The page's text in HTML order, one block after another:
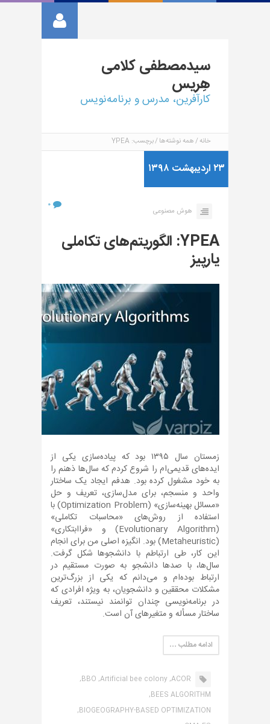
سیدمصطفیکلامی
هِریس
کارآفرین، مدرس و برنامه‌نویس
خانه همه نوشته‌ها برچسب: YPEA
۲۳ اردیبهشت ۱۳۹۸
هوش مصنوعی
۰
YPEA: الگوریتم‌های تکاملی
یارپیز
زمستان سال ۱۳۹۵ بود که پیاده‌سازی یکی از
ایده‌های قدیمی‌ام را شروع کردم که سال‌ها ذهنم را
به خود مشغول کرده بود. هدفم ایجاد یک ساختار
واحد و منسجم، برای مدل‌سازی، تعریف و حل
«مسائل بهینه‌سازی» (Optimization Problem) با
استفاده از روش‌های «محاسبات تکاملی»
(Evolutionary Algorithm) و «فراابتکاری»
(Metaheuristic) بود. انگیزه اصلی من برای انجام
این کار، طی ارتباطم با دانشجوها شکل گرفت.
سال‌ها، با صدها دانشجو به صورت مستقیم در
ارتباط بوده‌ام و می‌دانم که یکی از بزرگ‌ترین
مشکلات محققین و دانشجویان، به ویژه افرادی که
در برنامه‌نویسی چندان توانمند نیستند، تعریف
ساختار مسأله و متغیرهای آن است.
ادامه مطلب …
ACOR,
Artificial bee colony,
BBO,
BEES ALGORITHM,
BIOGEOGRAPHY-BASED OPTIMIZATION,